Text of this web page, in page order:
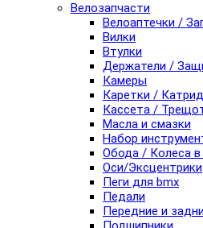
Велозапчасти
Велоаптечки /
Вилки
Втулки
Держатели /
Камеры
Каретки /
Кассета /
Масла и смазки
Набор
Обода / Колеса в
Оси/Эксцентрики
Пеги для bmx
Педали
Передние и